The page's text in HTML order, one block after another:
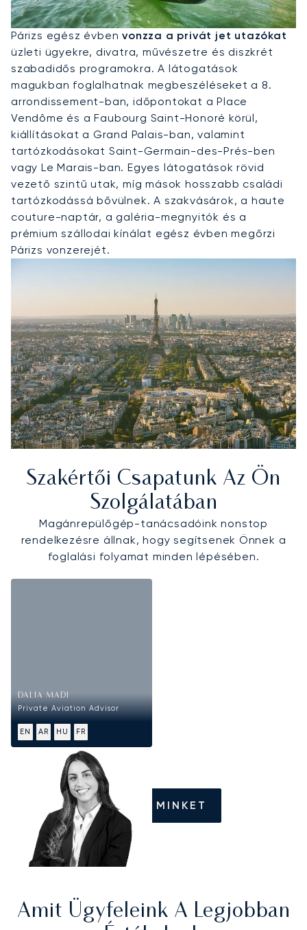
Privát Jet Bérlése Párizsba
Párizs egész évbenvonzza a privát jet utazókat
üzleti ügyekre, divatra, művészetre és diszkrét
szabadidős programokra. A látogatások
magukban foglalhatnak megbeszéléseket a 8.
arrondissement-ban, időpontokat a Place
Vendôme és a Faubourg Saint-Honoré körül,
kiállításokat a Grand Palais-ban, valamint
tartózkodásokat Saint-Germain-des-Prés-ben
vagy Le Marais-ban. Egyes látogatások rövid
vezető szintű utak, míg mások hosszabb családi
tartózkodássá bővülnek. A szakvásárok, a haute
couture-naptár, a galéria-megnyitók és a
prémium szállodai kínálat egész évben megőrzi
Párizs vonzerejét.
Szakértői Csapatunk Az Ön
Szolgálatában
Magánrepülőgép-tanácsadóink nonstop
rendelkezésre állnak, hogy segítsenek Önnek a
foglalási folyamat minden lépésében.
DALIA MADI
Private Aviation Advisor
EN AR HU FR
HÍVJON MINKET
Amit Ügyfeleink A Legjobban